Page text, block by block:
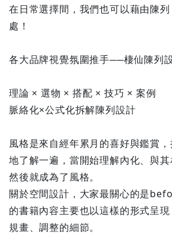
在日常選擇間，我們也可以藉由陳
處！
各大品牌視覺氛圍推手──棲仙陳列
理論 × 選物 × 搭配 × 技巧 × 案例
脈絡化×公式化拆解陳列設計
風格是來自經年累月的喜好與鑑賞
地了解一遍，當開始理解內化、與其
然後就成為了風格。
關於空間設計，大家最關心的是
的書籍內容主要也以這樣的形式呈
規畫、調整的細節。